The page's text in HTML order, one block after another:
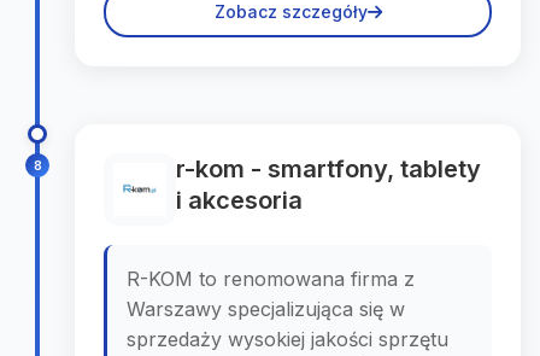
Zobacz szczegóły
8
r-kom - smartfony, tablety
i akcesoria
R-KOM to renomowana firma z
Warszawy specjalizująca się w
sprzedaży wysokiej jakości sprzętu